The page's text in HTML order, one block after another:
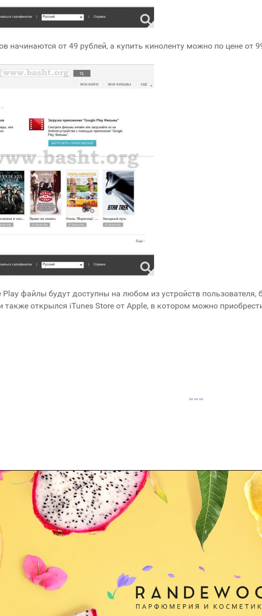
начинаются от 49 рублей, а купить киноленту можно по цене от
Play файлы будут доступны на любом из устройств
также открылся iTunes Store от Apple, в котором можно
одобрения обновлений WSUS
использование gpupdate